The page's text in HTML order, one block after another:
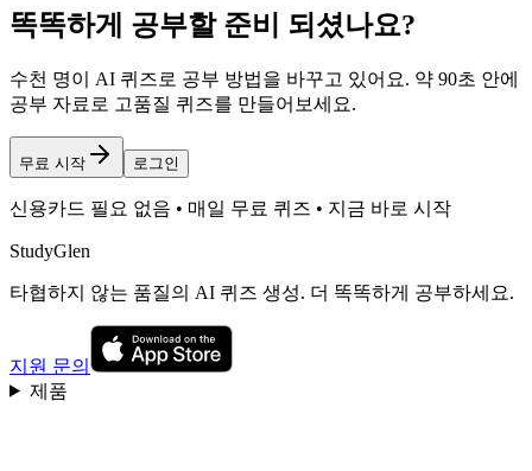
똑똑하게 공부할 준비 되셨나요?
수천 명이 AI 퀴즈로 공부 방법을 바꾸고 있어요. 약 90초 안에
공부 자료로 고품질 퀴즈를 만들어보세요.
무료 시작 로그인
신용카드 필요 없음 • 매일 무료 퀴즈 • 지금 바로 시작
StudyGlen
타협하지 않는 품질의 AI 퀴즈 생성. 더 똑똑하게 공부하세요.
지원 문의
제품